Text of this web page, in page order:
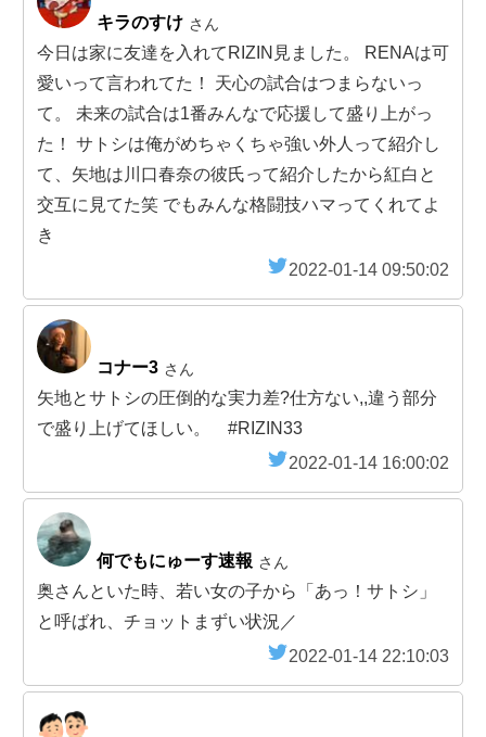
キラのすけ さん
今日は家に友達を入れてRIZIN見ました。 RENAは可
愛いって言われてた！ 天心の試合はつまらないっ
て。 未来の試合は1番みんなで応援して盛り上がっ
た！ サトシは俺がめちゃくちゃ強い外人って紹介し
て、矢地は川口春奈の彼氏って紹介したから紅白と
交互に見てた笑 でもみんな格闘技ハマってくれてよ
き
2022-01-14 09:50:02
コナー3 さん
矢地とサトシの圧倒的な実力差?仕方ない,,違う部分
で盛り上げてほしい。 #RIZIN33
2022-01-14 16:00:02
何でもにゅーす速報 さん
奥さんといた時、若い女の子から「あっ！サトシ」
と呼ばれ、チョットまずい状況／
2022-01-14 22:10:03